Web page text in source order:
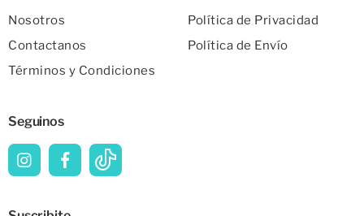
Nosotros
Contactanos
Términos y Condiciones
Política de Privacidad
Política de Envío
Seguinos